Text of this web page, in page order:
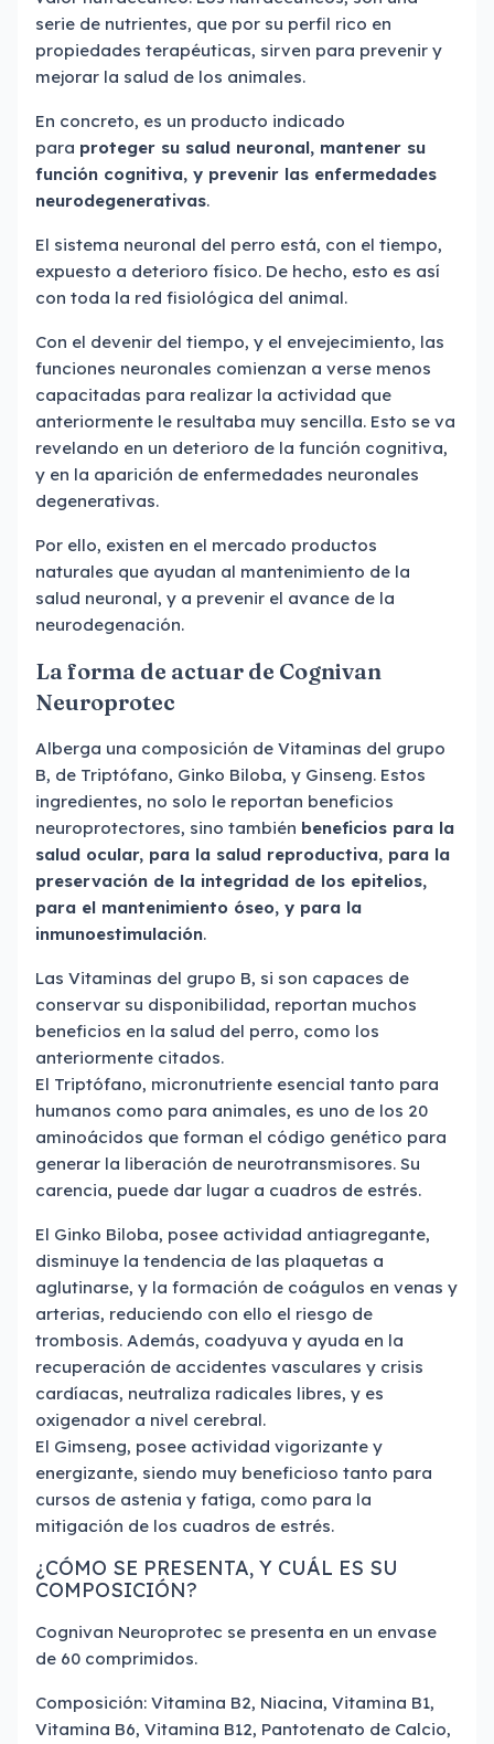
serie de nutrientes, que por su perfil rico en
propiedades terapéuticas, sirven para prevenir y
mejorar la salud de los animales.
En concreto, es un producto indicado
para proteger su salud neuronal, mantener su
función cognitiva, y prevenir las enfermedades
neurodegenerativas.
El sistema neuronal del perro está, con el tiempo,
expuesto a deterioro físico. De hecho, esto es así
con toda la red fisiológica del animal.
Con el devenir del tiempo, y el envejecimiento, las
funciones neuronales comienzan a verse menos
capacitadas para realizar la actividad que
anteriormente le resultaba muy sencilla. Esto se va
revelando en un deterioro de la función cognitiva,
y en la aparición de enfermedades neuronales
degenerativas.
Por ello, existen en el mercado productos
naturales que ayudan al mantenimiento de la
salud neuronal, y a prevenir el avance de la
neurodegenación.
La forma de actuar de Cognivan
Neuroprotec
Alberga una composición de Vitaminas del grupo
B, de Triptófano, Ginko Biloba, y Ginseng. Estos
ingredientes, no solo le reportan beneficios
neuroprotectores, sino también beneficios para la
salud ocular, para la salud reproductiva, para la
preservación de la integridad de los epitelios,
para el mantenimiento óseo, y para la
inmunoestimulación.
Las Vitaminas del grupo B, si son capaces de
conservar su disponibilidad, reportan muchos
beneficios en la salud del perro, como los
anteriormente citados.
El Triptófano, micronutriente esencial tanto para
humanos como para animales, es uno de los 20
aminoácidos que forman el código genético para
generar la liberación de neurotransmisores. Su
carencia, puede dar lugar a cuadros de estrés.
El Ginko Biloba, posee actividad antiagregante,
disminuye la tendencia de las plaquetas a
aglutinarse, y la formación de coágulos en venas y
arterias, reduciendo con ello el riesgo de
trombosis. Además, coadyuva y ayuda en la
recuperación de accidentes vasculares y crisis
cardíacas, neutraliza radicales libres, y es
oxigenador a nivel cerebral.
El Gimseng, posee actividad vigorizante y
energizante, siendo muy beneficioso tanto para
cursos de astenia y fatiga, como para la
mitigación de los cuadros de estrés.
¿CÓMO SE PRESENTA, Y CUÁL ES SU
COMPOSICIÓN?
Cognivan Neuroprotec se presenta en un envase
de 60 comprimidos.
Composición: Vitamina B2, Niacina, Vitamina B1,
Vitamina B6, Vitamina B12, Pantotenato de Calcio,